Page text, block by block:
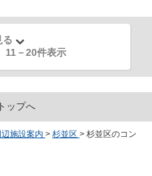
る
11 －20件表示
ップへ
辺施設案内 > 杉並区 > 杉並区のコン